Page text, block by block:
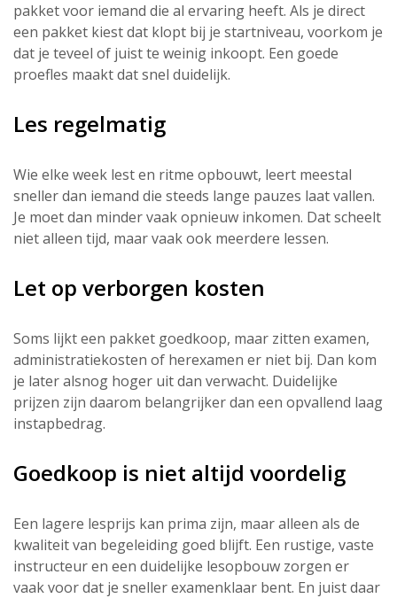
pakket voor iemand die al ervaring heeft. Als je direct
een pakket kiest dat klopt bij je startniveau, voorkom je
dat je teveel of juist te weinig inkoopt. Een goede
proefles maakt dat snel duidelijk.
Les regelmatig
Wie elke week lest en ritme opbouwt, leert meestal
sneller dan iemand die steeds lange pauzes laat vallen.
Je moet dan minder vaak opnieuw inkomen. Dat scheelt
niet alleen tijd, maar vaak ook meerdere lessen.
Let op verborgen kosten
Soms lijkt een pakket goedkoop, maar zitten examen,
administratiekosten of herexamen er niet bij. Dan kom
je later alsnog hoger uit dan verwacht. Duidelijke
prijzen zijn daarom belangrijker dan een opvallend laag
instapbedrag.
Goedkoop is niet altijd voordelig
Een lagere lesprijs kan prima zijn, maar alleen als de
kwaliteit van begeleiding goed blijft. Een rustige, vaste
instructeur en een duidelijke lesopbouw zorgen er
vaak voor dat je sneller examenklaar bent. En juist daar